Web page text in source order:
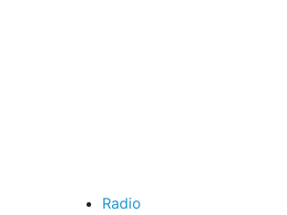
Radio